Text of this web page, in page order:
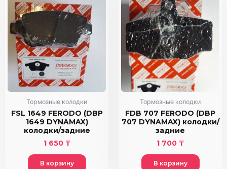
Тормозные колодки
FSL 1649 FERODO (DBP
1649 DYNAMAX)
колодки/задние
1 650 ₸
В корзину
Тормозные колодки
FDB 707 FERODO (DBP
707 DYNAMAX) колодки/
задние
1 700 ₸
В корзину